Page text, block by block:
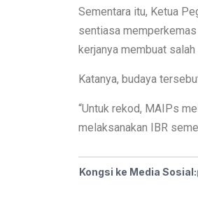
Sementara itu, Ketua
sentiasa
kerjanya membuat salah
Katanya, budaya
“Untuk rekod, MAIPs
melaksanakan IBR
Kongsi ke Media Sosial: